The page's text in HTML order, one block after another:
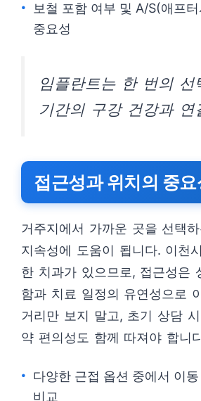
보철 포함 여부 및 A/S(애프
중요성
임플란트는 한 번의 선
기간의 구강 건강과 연
접근성과 위치의 중요
거주지에서 가까운 곳을 선택
지속성에 도움이 됩니다. 이천
한 치과가 있으므로, 접근성은
함과 치료 일정의 유연성으로
거리만 보지 말고, 초기 상담
약 편의성도 함께 따져야 합니
다양한 근접 옵션 중에서 이
비교